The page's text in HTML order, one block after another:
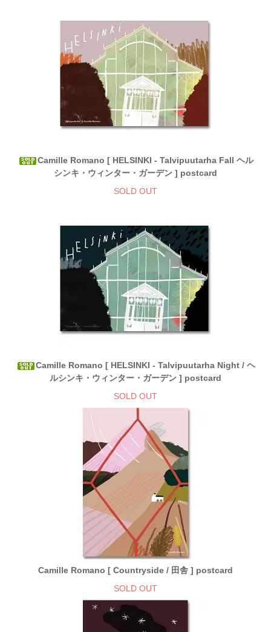
Camille Romano [ HELSINKI - Talvipuutarha Fall ヘル
シンキ・ウィンター・ガーデン ] postcard
SOLD OUT
Camille Romano [ HELSINKI - Talvipuutarha Night / ヘ
ルシンキ・ウィンター・ガーデン ] postcard
SOLD OUT
Camille Romano [ Countryside / 田舎 ] postcard
SOLD OUT